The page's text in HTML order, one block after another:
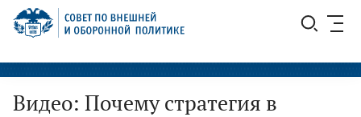
Перейти
СВОП
Видео: Почему стратегия в